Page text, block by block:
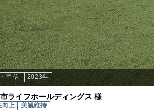
甲信 2023年
ライフホールディングス 様
向上
美観維持